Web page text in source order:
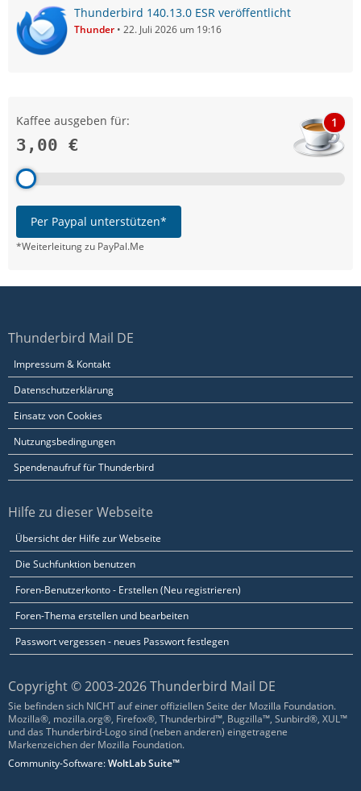
Thunderbird 140.13.0 ESR veröffentlicht
Thunder 22. Juli 2026 um 19:16
Kaffee ausgeben für:
3,00 €
1
Per Paypal unterstützen*
*Weiterleitung zu PayPal.Me
Thunderbird Mail DE
Impressum & Kontakt
Datenschutzerklärung
Einsatz von Cookies
Nutzungsbedingungen
Spendenaufruf für Thunderbird
Hilfe zu dieser Webseite
Übersicht der Hilfe zur Webseite
Die Suchfunktion benutzen
Foren-Benutzerkonto - Erstellen (Neu registrieren)
Foren-Thema erstellen und bearbeiten
Passwort vergessen - neues Passwort festlegen
Copyright © 2003-2026 Thunderbird Mail DE
Sie befinden sich NICHT auf einer offiziellen Seite der Mozilla Foundation.
Mozilla®, mozilla.org®, Firefox®, Thunderbird™, Bugzilla™, Sunbird®, XUL™
und das Thunderbird-Logo sind (neben anderen) eingetragene
Markenzeichen der Mozilla Foundation.
Community-Software:WoltLab Suite™